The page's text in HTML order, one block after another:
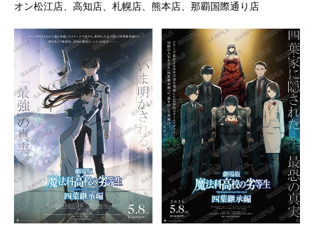
オン松江店、高知店、札幌店、熊本店、那覇国際通り店